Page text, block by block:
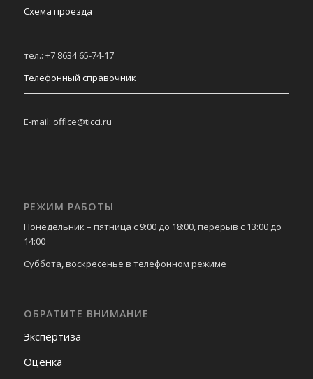
Схема проезда
тел.: +7 8634 65-74-17
Телефонный справочник
E-mail: office@ticci.ru
РЕЖИМ РАБОТЫ
Понедельник – пятница с 9:00 до 18:00, перерыв с 13:00 до
14:00
Суббота, воскресенье в телефонном режиме
ОБРАТИТЕ ВНИМАНИЕ
Экспертиза
Оценка